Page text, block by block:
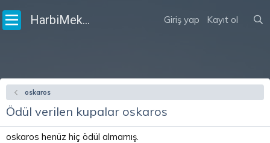
HarbiMekân Giriş yap Kayıt ol
oskaros
Ödül verilen kupalar oskaros
oskaros henüz hiç ödül almamış.